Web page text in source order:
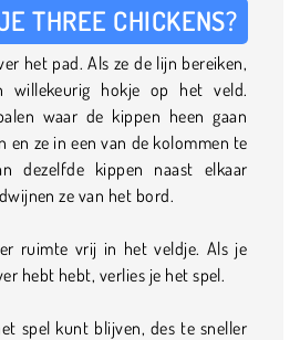
THREE CHICKENS?
het pad. Als ze de lijn bereiken,
willekeurig hokje op het veld.
waar de kippen heen gaan
en ze in een van de kolommen te
dezelfde kippen naast elkaar
ze van het bord.
ruimte vrij in het veldje. Als je
hebt hebt, verlies je het spel.
spel kunt blijven, des te sneller